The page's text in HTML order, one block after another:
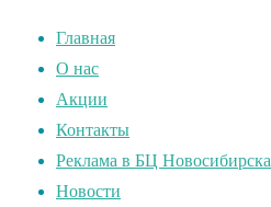
Главная
О нас
Акции
Контакты
Реклама в БЦ Новосибирска
Новости